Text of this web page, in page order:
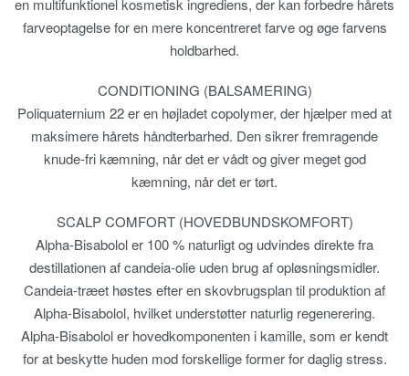
en multifunktionel kosmetisk ingrediens, der kan forbedre hårets
farveoptagelse for en mere koncentreret farve og øge farvens
holdbarhed.
CONDITIONING (BALSAMERING)
Poliquaternium 22 er en højladet copolymer, der hjælper med at
maksimere hårets håndterbarhed. Den sikrer fremragende
knude-fri kæmning, når det er vådt og giver meget god
kæmning, når det er tørt.
SCALP COMFORT (HOVEDBUNDSKOMFORT)
Alpha-Bisabolol er 100 % naturligt og udvindes direkte fra
destillationen af candeia-olie uden brug af opløsningsmidler.
Candeia-træet høstes efter en skovbrugsplan til produktion af
Alpha-Bisabolol, hvilket understøtter naturlig regenerering.
Alpha-Bisabolol er hovedkomponenten i kamille, som er kendt
for at beskytte huden mod forskellige former for daglig stress.